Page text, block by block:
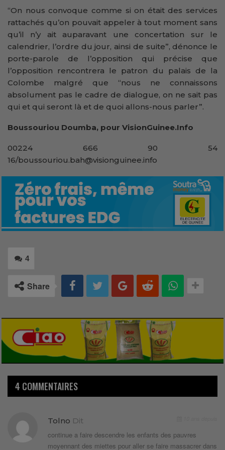
“On nous convoque comme si on était des services
rattachés qu’on pouvait appeler à tout moment sans
qu’il n’y ait auparavant une concertation sur le
calendrier, l’ordre du jour, ainsi de suite”, dénonce le
porte-parole de l’opposition qui précise que
l’opposition rencontrera le patron du palais de la
Colombe malgré que “nous ne connaissons
absolument pas le cadre de dialogue, on ne sait pas
qui et qui seront là et de quoi allons-nous parler”.
Boussouriou Doumba, pour VisionGuinee.Info
00224 666 90 54
16/boussouriou.bah@visionguinee.info
4
Share
4 COMMENTAIRES
Tolno Dit
continue a faire descendre les enfants des pauvres
moyennant des miettes pour aller se faire massacrer dans